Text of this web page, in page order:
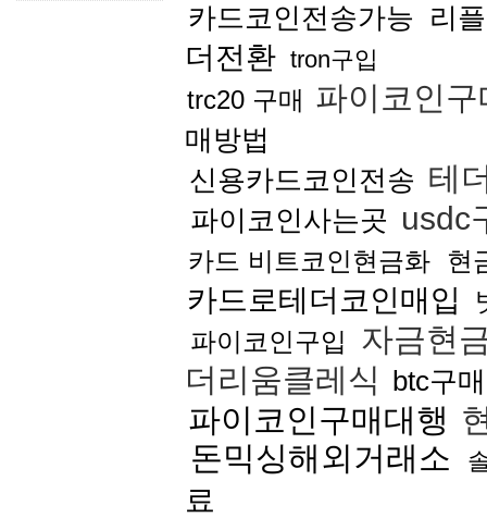
카드코인전송가능 리
더전환 tron구입
trc20 구매 파이코인
매방법
신용카드코인전송 테
파이코인사는곳 usdc
카드 비트코인현금화 현
카드로테더코인매입
파이코인구입
자금현
더리움클레식 btc구
파이코인구매대행
돈믹싱해외거래소
료